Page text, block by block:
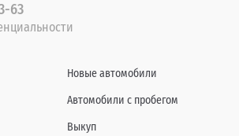
63
Новые автомобили
Автомобили с пробегом
Выкуп